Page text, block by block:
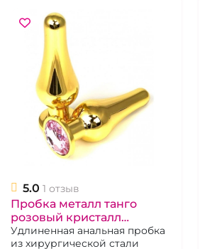
5.0 1 отзыв
Пробка металл танго
розовый кристалл
"Ювелир"
Удлиненная анальная пробка
из хирургической стали